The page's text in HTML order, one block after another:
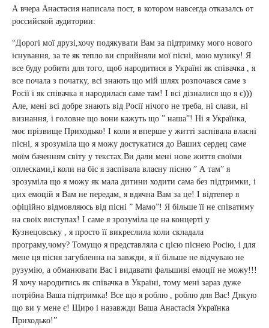
А вчера Анастасия написала пост, в котором навсегда отказалсь от
российской аудитории:
“Дорогі мої друзі,хочу подякувати Вам за підтримку мого нового
існування, за те як тепло ви сприйняли мої пісні, мою музику! Я
все буду робити для того, щоб народитися в Україні як співачка , я
все почала з початку, всі знають що мій шлях розпочався саме з
Росії і як співачка я народилася саме там! І всі дізналися що я є)))
Але, мені всі добре знають від Росії нічого не треба, ні слави, ні
визнання, і головне що вони кажуть що ” наша”! Ні я Українка,
моє прізвище Приходько! І коли я вперше у житті заспівала власні
пісні, я зрозуміла що я можу достукатися до Ваших сердец саме
моїм баченням світу у текстах.Ви дали мені нове життя своїми
оплесками,і коли на біс я заспівала власну пісню ” А там” я
зрозуміла що я можу як мала дитини ходити сама без підтримки, і
цих емоцій я Вам не передам, я вдячна Вам за це! І відтепер я
офіційно відмовляюсь від пісні ” Мамо”! Я більше її не співатиму
на своїх виступах! І саме я зрозуміла це на концерті у
Кузнецовську , я просто її викреслила коли складала
програму,чому? Томущо я представляла с цією піснею Росію, і для
мене ця пісня загубленна на завжди, я її більше не відчуваю не
рузумію, а обманювати Вас і видавати фальшиві емоції не можу!!!
Я хочу народитись як співачка в Україні, тому мені зараз дуже
потрібна Ваша підтримка! Все що я роблю , роблю для Вас! Дякую
що ви у мене є! Щиро і назавжди Ваша Анастасія Українка
Приходько!”